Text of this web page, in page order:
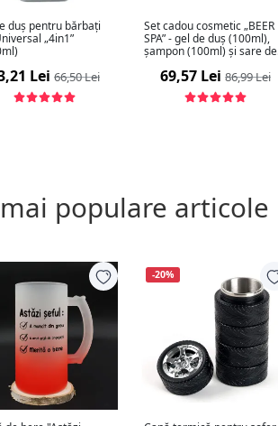
duș pentru bărbați
„4in1”
Lei 66,50 Lei
Set cadou cosmetic „BEER
SPA” - gel de duș (100ml),
șampon (100ml) și sare de
69,57 Lei 86,99 Lei
populare articole
-20%